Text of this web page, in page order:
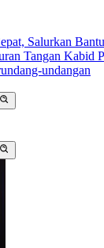
Salurkan
Tangan Kabid
undangan